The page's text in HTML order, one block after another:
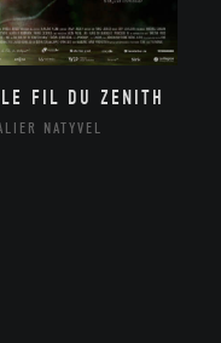
FIL DU ZENITH
NATYVEL